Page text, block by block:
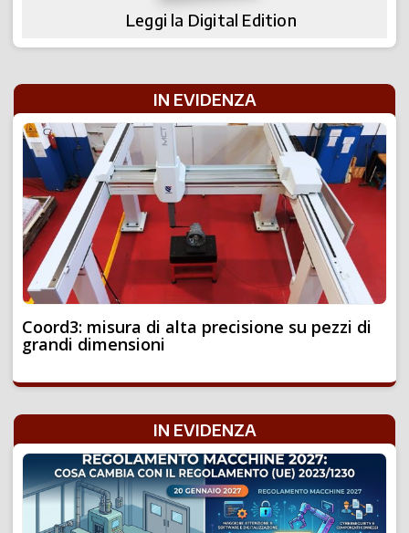
Leggi la Digital Edition
IN EVIDENZA
Coord3: misura di alta precisione su pezzi di
grandi dimensioni
IN EVIDENZA